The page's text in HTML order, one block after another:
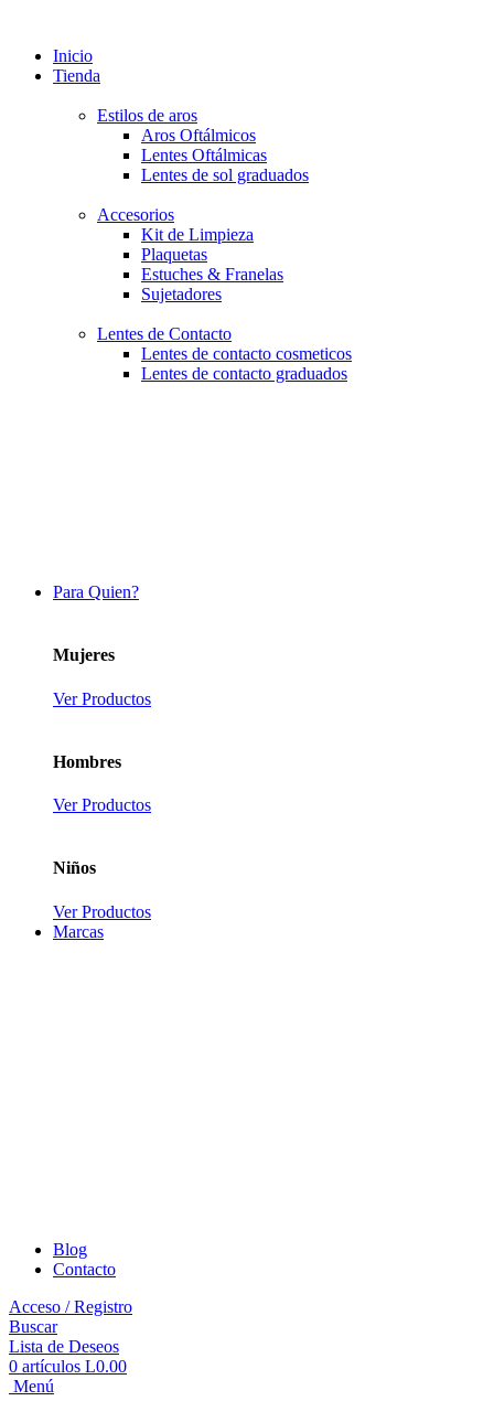
Inicio
Tienda
Estilos de aros
Aros Oftálmicos
Lentes Oftálmicas
Lentes de sol graduados
Accesorios
Kit de Limpieza
Plaquetas
Estuches & Franelas
Sujetadores
Lentes de Contacto
Lentes de contacto cosmeticos
Lentes de contacto graduados
Para Quien?
Mujeres
Ver Productos
Hombres
Ver Productos
Niños
Ver Productos
Marcas
Blog
Contacto
Acceso / Registro
Buscar
Lista de Deseos
0 artículos L0.00
Menú